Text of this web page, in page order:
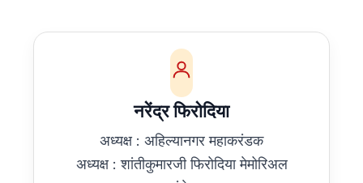
नरेंद्र फिरोदिया
अध्यक्ष : अहिल्यानगर महाकरंडक
अध्यक्ष : शांतीकुमारजी फिरोदिया मेमोरिअल